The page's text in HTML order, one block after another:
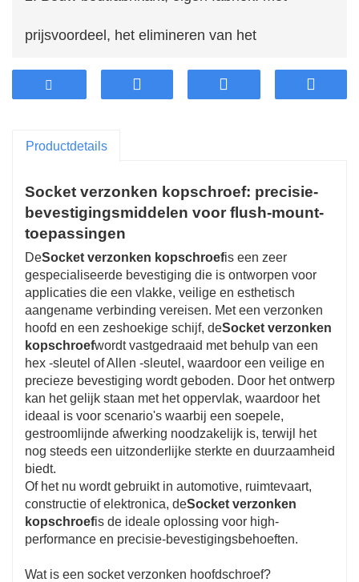
prijsvoordeel, het elimineren van het
prijsverschil van tussenpersonen.
hoge stabiliteit en duurzame duurzaamheid van
de industrie.
4. Ondersteuning van de aanpassing van de
klant.
5. Professionele verkoop en after-sales service,
welkom om op elk moment te informeren.
6. Aflevering op tijd.
Productdetails
Socket verzonken kopschroef: precisie-
bevestigingsmiddelen voor flush-mount-
toepassingen
DeSocket verzonken kopschroefis een zeer
gespecialiseerde bevestiging die is ontworpen voor
applicaties die een vlakke, veilige en esthetisch
aangename verbinding vereisen. Met een verzonken
hoofd en een zeshoekige schijf, deSocket verzonken
kopschroefwordt vastgedraaid met behulp van een
hex -sleutel of Allen -sleutel, waardoor een veilige en
precieze bevestiging wordt geboden. Door het ontwerp
kan het gelijk staan ​​met het oppervlak, waardoor het
ideaal is voor scenario's waarbij een soepele,
gestroomlijnde afwerking noodzakelijk is, terwijl het
nog steeds een uitzonderlijke sterkte en duurzaamheid
biedt.
Of het nu wordt gebruikt in automotive, ruimtevaart,
constructie of elektronica, deSocket verzonken
kopschroefis de ideale oplossing voor high-
performance en precisie-bevestigingsbehoeften.
Wat is een socket verzonken hoofdschroef?